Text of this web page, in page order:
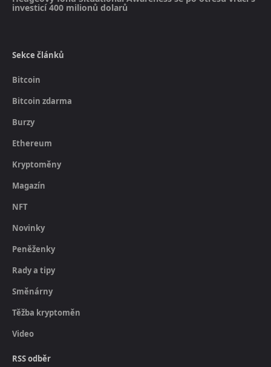
investicí 400 milionů dolarů
Sekce článků
Bitcoin
Bitcoin zdarma
Burzy
Ethereum
Kryptoměny
Magazín
NFT
Novinky
Peněženky
Rady a tipy
Směnárny
Těžba kryptoměn
Video
RSS odběr